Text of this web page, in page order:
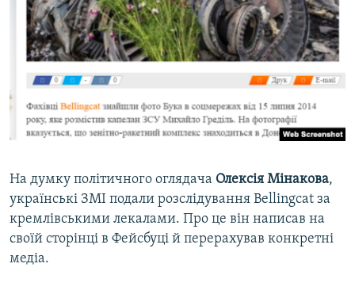
На думку політичного оглядача Олексія Мінакова,
українські ЗМІ подали розслідування Bellingcat за
кремлівськими лекалами. Про це він написав на
своїй сторінці в Фейсбуці й перерахував конкретні
медіа.